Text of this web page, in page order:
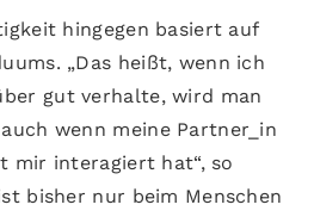
hingegen basiert auf
„Das heißt, wenn ich
gut verhalte, wird man
wenn meine Partner_in
mir interagiert hat“, so
bisher nur beim Menschen